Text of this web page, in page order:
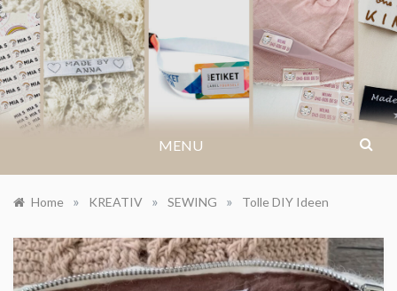
Skip
to
content
IKASTETIKETT.AT
MENU
Home » KREATIV » SEWING » Tolle DIY Ideen